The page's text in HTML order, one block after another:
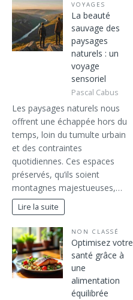
VOYAGES
La beauté
sauvage des
paysages
naturels : un
voyage
sensoriel
Pascal Cabus
Les paysages naturels nous
offrent une échappée hors du
temps, loin du tumulte urbain
et des contraintes
quotidiennes. Ces espaces
préservés, qu’ils soient
montagnes majestueuses,…
Lire la suite
NON CLASSÉ
Optimisez votre
santé grâce à
une
alimentation
équilibrée